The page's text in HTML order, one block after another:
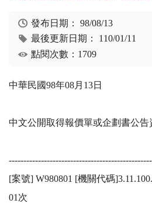
發布日期：98/08/13
最後更新日期： 110/01/11
點閱次數：1709
中華民國98年08月13日
中文公開取得報價單或企劃書公告
[案號] W980801 [機關代碼
01次